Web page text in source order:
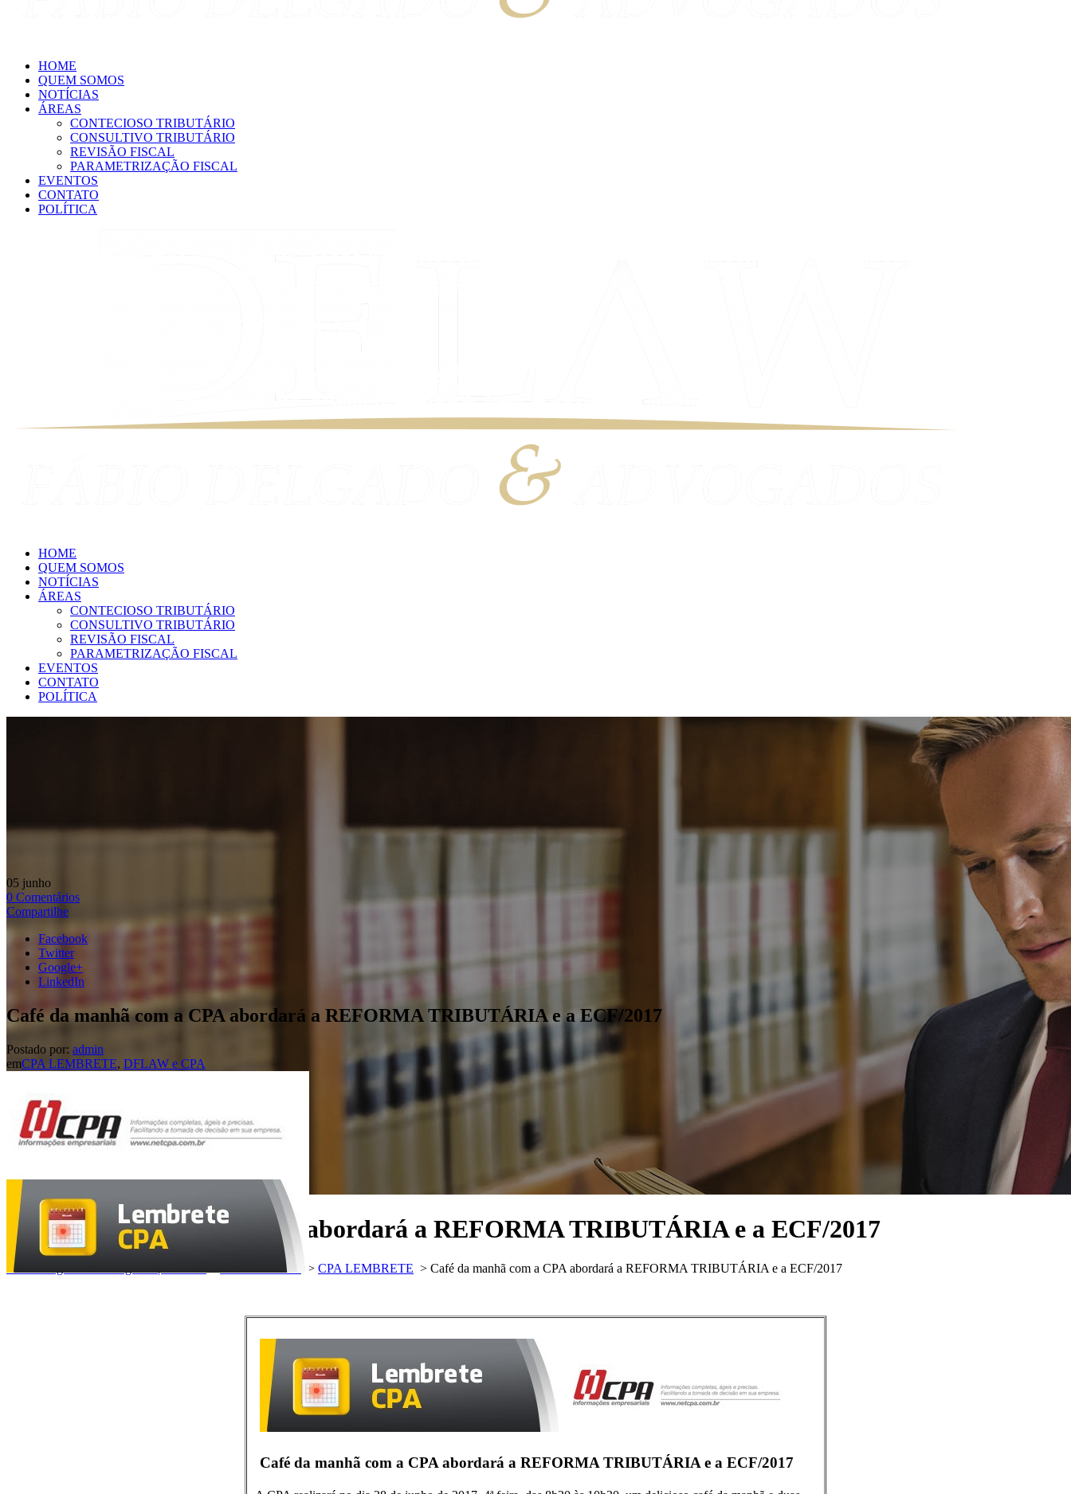
HOME
QUEM SOMOS
NOTÍCIAS
ÁREAS
CONTECIOSO TRIBUTÁRIO
CONSULTIVO TRIBUTÁRIO
REVISÃO FISCAL
PARAMETRIZAÇÃO FISCAL
EVENTOS
CONTATO
POLÍTICA
HOME
QUEM SOMOS
NOTÍCIAS
ÁREAS
CONTECIOSO TRIBUTÁRIO
CONSULTIVO TRIBUTÁRIO
REVISÃO FISCAL
PARAMETRIZAÇÃO FISCAL
EVENTOS
CONTATO
POLÍTICA
Café da manhã com a CPA abordará a REFORMA TRIBUTÁRIA e a ECF/2017
Fábio Delgado & Advogados | DF Law DFLAW e CPA > CPA LEMBRETE > Café da manhã com a CPA abordará a REFORMA TRIBUTÁRIA e a ECF/2017
05 junho
0 Comentários
Compartilhe
Facebook
Twitter
Google+
LinkedIn
Café da manhã com a CPA abordará a REFORMA TRIBUTÁRIA e a ECF/2017
Postado por: admin
emCPA LEMBRETE, DFLAW e CPA
Café da manhã com a CPA abordará a REFORMA TRIBUTÁRIA e a ECF/2017